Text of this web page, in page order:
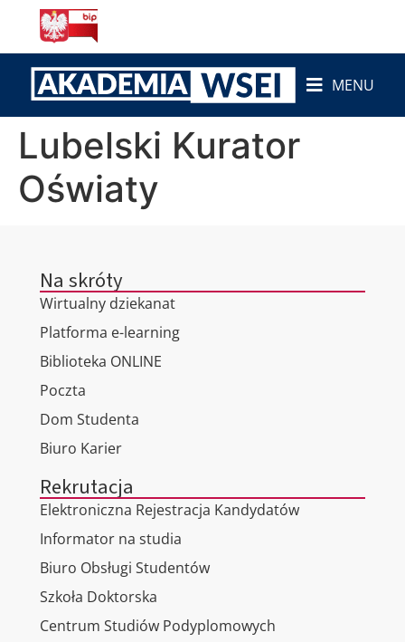
MENU
Lubelski Kurator
Oświaty
Na skróty
Wirtualny dziekanat
Platforma e-learning
Biblioteka ONLINE
Poczta
Dom Studenta
Biuro Karier
Rekrutacja
Elektroniczna Rejestracja Kandydatów
Informator na studia
Biuro Obsługi Studentów
Szkoła Doktorska
Centrum Studiów Podyplomowych